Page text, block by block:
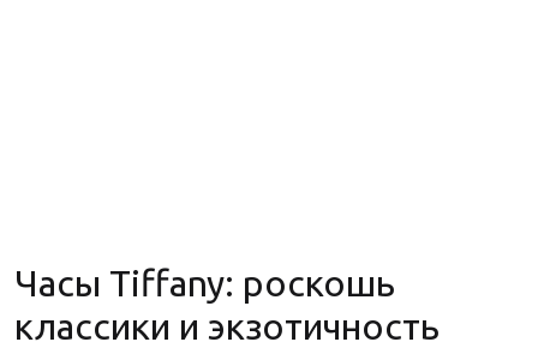
Часы Tiffany: роскошь
классики и экзотичность